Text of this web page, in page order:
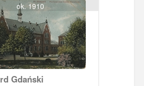
ok. 1910
Gdański